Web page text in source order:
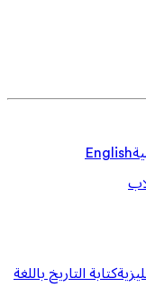
English
كتابة التاريخ باللغة